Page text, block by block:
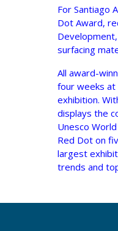
For Santiago
Dot Award,
surfacing
All award-
four weeks at
exhibition.
displays the
Unesco
Red Dot on
largest
trends and